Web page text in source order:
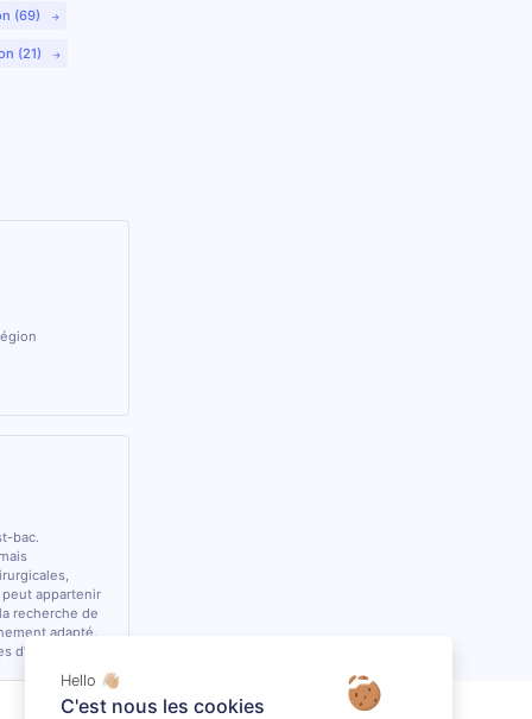
(69)
(21)
bac.
appartenir
recherche de
adapté.
Hello 👋🏼
C'est nous les cookies